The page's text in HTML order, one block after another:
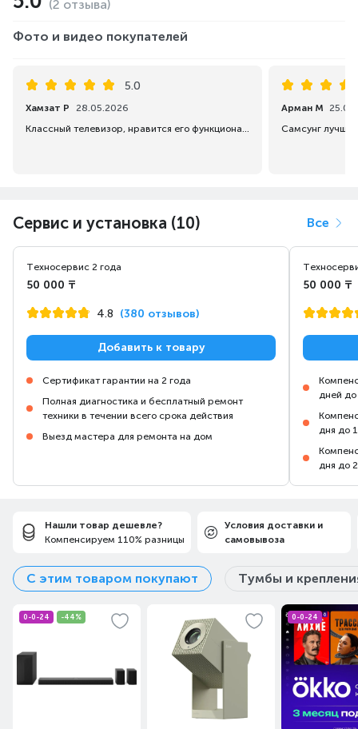
(2 отзыва)
Фото и видео покупателей
5.0
Хамзат Р
28.05.2026
Классный телевизор, нравится его функционал.
Арман М
Самсунг
Сервис и установка (10) Все
Техносервис 2 года
50 000 ₸
4.8 (380 отзывов)
Добавить к товару
Сертификат гарантии на 2 года
Полная диагностика и бесплатный ремонт
техники в течении всего срока действия
Выезд мастера для ремонта на дом
50 000 ₸
дней до
дня до
дня до
Нашли товар дешевле?
Компенсируем 110% разницы
Условия доставки и
самовывоза
С этим товаром покупают Тумбы и
0-0-24 -44% 0-0-24